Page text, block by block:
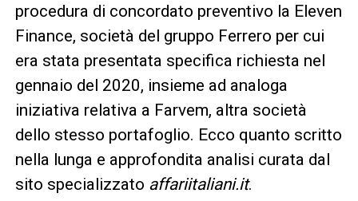
procedura di concordato preventivo la Eleven
Finance, società del gruppo Ferrero per cui
era stata presentata specifica richiesta nel
gennaio del 2020, insieme ad analoga
iniziativa relativa a Farvem, altra società
dello stesso portafoglio. Ecco quanto scritto
nella lunga e approfondita analisi curata dal
sito specializzato affariitaliani.it.